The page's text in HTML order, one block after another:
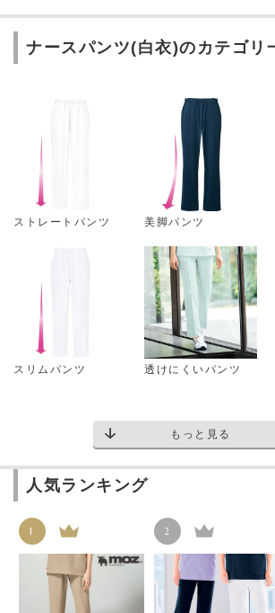
ナースパンツ(白衣)のカテゴリ
ストレートパンツ 美脚パンツ
スリムパンツ 透けにくいパンツ
もっと見る
人気ランキング
1 2